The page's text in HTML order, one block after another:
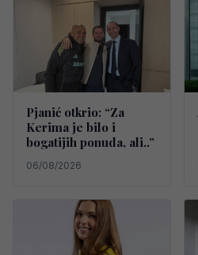
Pjanić otkrio: “Za
Kerima je bilo i
bogatijih ponuda, ali..”
06/08/2026